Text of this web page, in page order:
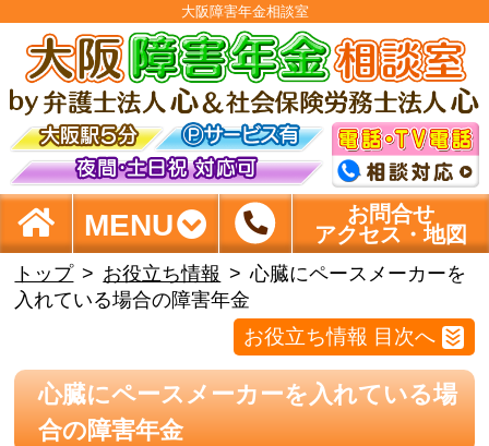
大阪障害年金相談室
MENU
お問合せ
アクセス・地図
トップ お役立ち情報
心臓にペースメーカーを
入れている場合の障害年金
お役立ち情報 目次へ
心臓にペースメーカーを入れている場
合の障害年金